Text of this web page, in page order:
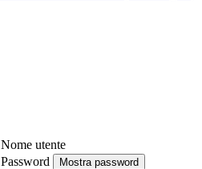
Nome utente
Password
Mostra password